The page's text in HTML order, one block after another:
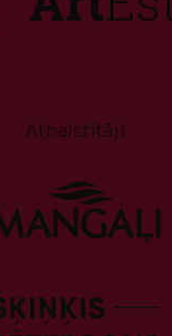
Atbalstītāji